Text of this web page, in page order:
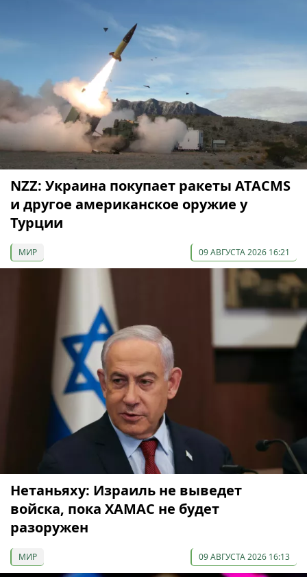
NZZ: Украина покупает ракеты ATACMS
и другое американское оружие у
Турции
МИР 09 АВГУСТА 2026 16:21
Нетаньяху: Израиль не выведет
войска, пока ХАМАС не будет
разоружен
МИР 09 АВГУСТА 2026 16:13